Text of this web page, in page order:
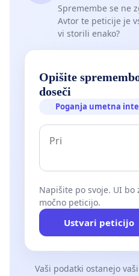
Spremembe se ne
Avtor te peticije je
vi storili enako?
Opišite
doseči
Poganja umetna
Napišite po svoje. UI bo
močno peticijo.
Ustvari peticijo
Vaši podatki ostanejo vaši